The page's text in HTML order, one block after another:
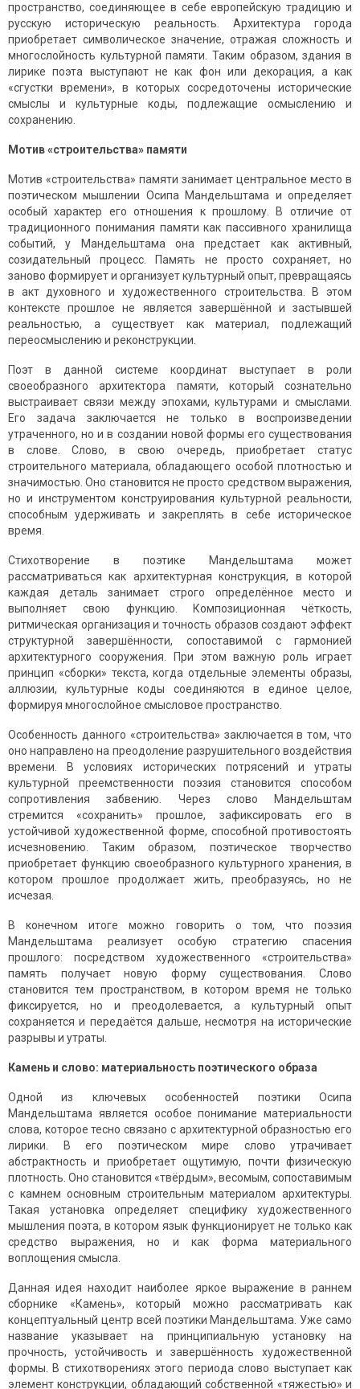
пространство, соединяющее в себе европейскую традицию и
русскую историческую реальность. Архитектура города
приобретает символическое значение, отражая сложность и
многослойность культурной памяти. Таким образом, здания в
лирике поэта выступают не как фон или декорация, а как
«сгустки времени», в которых сосредоточены исторические
смыслы и культурные коды, подлежащие осмыслению и
сохранению.
Мотив «строительства» памяти
Мотив «строительства» памяти занимает центральное место в
поэтическом мышлении Осипа Мандельштама и определяет
особый характер его отношения к прошлому. В отличие от
традиционного понимания памяти как пассивного хранилища
событий, у Мандельштама она предстает как активный,
созидательный процесс. Память не просто сохраняет, но
заново формирует и организует культурный опыт, превращаясь
в акт духовного и художественного строительства. В этом
контексте прошлое не является завершённой и застывшей
реальностью, а существует как материал, подлежащий
переосмыслению и реконструкции.
Поэт в данной системе координат выступает в роли
своеобразного архитектора памяти, который сознательно
выстраивает связи между эпохами, культурами и смыслами.
Его задача заключается не только в воспроизведении
утраченного, но и в создании новой формы его существования
в слове. Слово, в свою очередь, приобретает статус
строительного материала, обладающего особой плотностью и
значимостью. Оно становится не просто средством выражения,
но и инструментом конструирования культурной реальности,
способным удерживать и закреплять в себе историческое
время.
Стихотворение в поэтике Мандельштама может
рассматриваться как архитектурная конструкция, в которой
каждая деталь занимает строго определённое место и
выполняет свою функцию. Композиционная чёткость,
ритмическая организация и точность образов создают эффект
структурной завершённости, сопоставимой с гармонией
архитектурного сооружения. При этом важную роль играет
принцип «сборки» текста, когда отдельные элементы образы,
аллюзии, культурные коды соединяются в единое целое,
формируя многослойное смысловое пространство.
Особенность данного «строительства» заключается в том, что
оно направлено на преодоление разрушительного воздействия
времени. В условиях исторических потрясений и утраты
культурной преемственности поэзия становится способом
сопротивления забвению. Через слово Мандельштам
стремится «сохранить» прошлое, зафиксировать его в
устойчивой художественной форме, способной противостоять
исчезновению. Таким образом, поэтическое творчество
приобретает функцию своеобразного культурного хранения, в
котором прошлое продолжает жить, преобразуясь, но не
исчезая.
В конечном итоге можно говорить о том, что поэзия
Мандельштама реализует особую стратегию спасения
прошлого: посредством художественного «строительства»
память получает новую форму существования. Слово
становится тем пространством, в котором время не только
фиксируется, но и преодолевается, а культурный опыт
сохраняется и передаётся дальше, несмотря на исторические
разрывы и утраты.
Камень и слово: материальность поэтического образа
Одной из ключевых особенностей поэтики Осипа
Мандельштама является особое понимание материальности
слова, которое тесно связано с архитектурной образностью его
лирики. В его поэтическом мире слово утрачивает
абстрактность и приобретает ощутимую, почти физическую
плотность. Оно становится «твёрдым», весомым, сопоставимым
с камнем основным строительным материалом архитектуры.
Такая установка определяет специфику художественного
мышления поэта, в котором язык функционирует не только как
средство выражения, но и как форма материального
воплощения смысла.
Данная идея находит наиболее яркое выражение в раннем
сборнике «Камень», который можно рассматривать как
концептуальный центр всей поэтики Мандельштама. Уже само
название указывает на принципиальную установку на
прочность, устойчивость и завершённость художественной
формы. В стихотворениях этого периода слово выступает как
элемент конструкции, обладающий собственной «тяжестью» и